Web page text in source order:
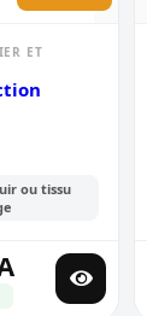
ET
ou tissu